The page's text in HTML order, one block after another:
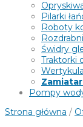
Pilarki
Roboty
Świdry
Traktorki
Pompy
Strona główna /